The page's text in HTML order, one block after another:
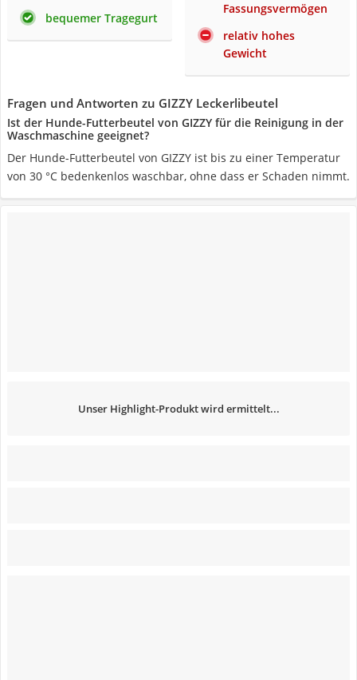
bequemer Tragegurt
Fassungsvermögen
relativ hohes
Gewicht
Fragen und Antworten zu GIZZY Leckerlibeutel
Ist der Hunde-Futterbeutel von GIZZY für die Reinigung in der
Waschmaschine geeignet?
Der Hunde-Futterbeutel von GIZZY ist bis zu einer Temperatur
von 30 °C bedenkenlos waschbar, ohne dass er Schaden nimmt.
Unser Highlight-Produkt wird ermittelt...